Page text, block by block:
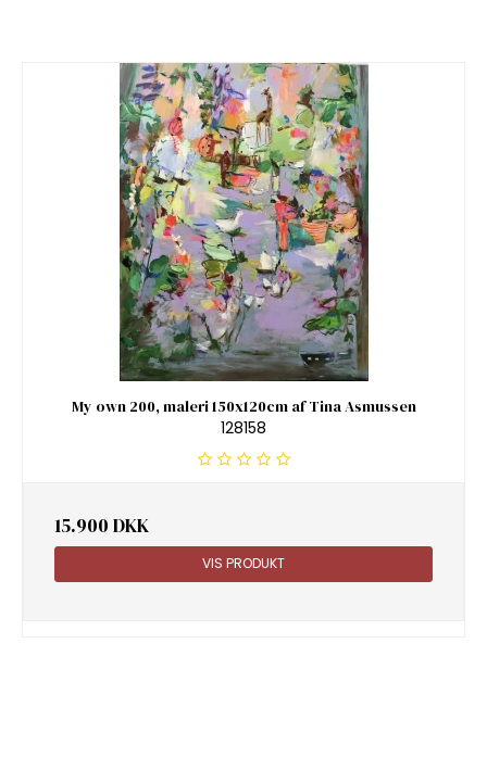
My own 200, maleri 150x120cm af Tina Asmussen
128158
15.900 DKK
VIS PRODUKT